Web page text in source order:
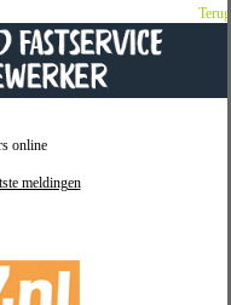
online
meldingen
Terug